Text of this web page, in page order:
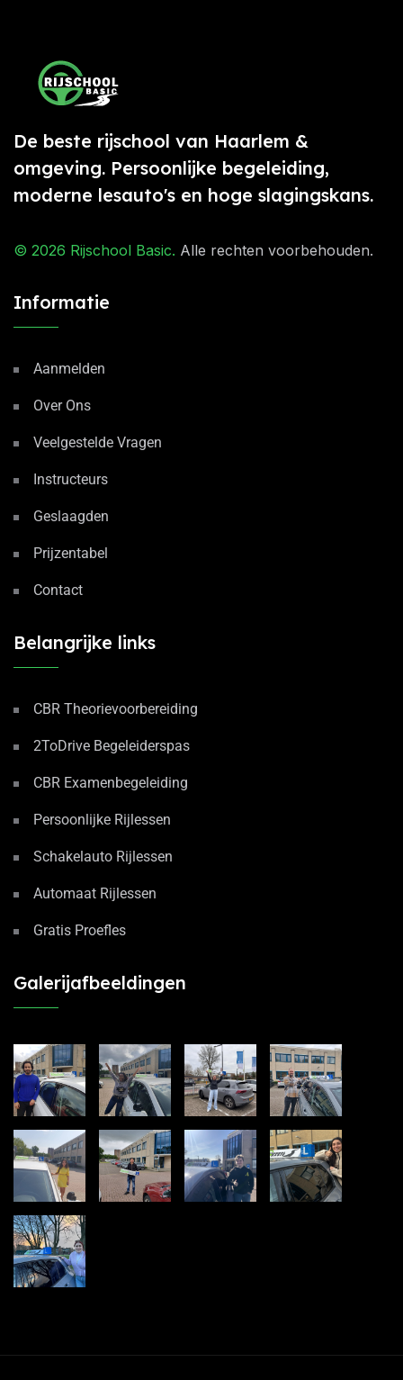
De beste rijschool van Haarlem &
omgeving. Persoonlijke begeleiding,
moderne lesauto's en hoge slagingskans.
© 2026 Rijschool Basic. Alle rechten voorbehouden.
Informatie
Aanmelden
Over Ons
Veelgestelde Vragen
Instructeurs
Geslaagden
Prijzentabel
Contact
Belangrijke links
CBR Theorievoorbereiding
2ToDrive Begeleiderspas
CBR Examenbegeleiding
Persoonlijke Rijlessen
Schakelauto Rijlessen
Automaat Rijlessen
Gratis Proefles
Galerijafbeeldingen